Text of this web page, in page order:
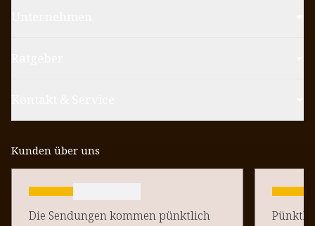
Kunden über uns
Die Sendungen kommen pünktlich
Pünktlich